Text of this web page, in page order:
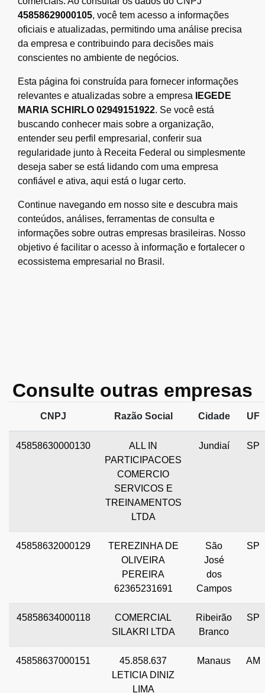
45858629000105, você tem acesso a informações
oficiais e atualizadas, permitindo uma análise precisa
da empresa e contribuindo para decisões mais
conscientes no ambiente de negócios.
Esta página foi construída para fornecer informações
relevantes e atualizadas sobre a empresa
IEGEDE
MARIA SCHIRLO 02949151922. Se você está
buscando conhecer mais sobre a organização,
entender seu perfil empresarial, conferir sua
regularidade junto à Receita Federal ou simplesmente
deseja saber se está lidando com uma empresa
confiável e ativa, aqui está o lugar certo.
Continue navegando em nosso site e descubra mais
conteúdos, análises, ferramentas de consulta e
informações sobre outras empresas brasileiras. Nosso
objetivo é facilitar o acesso à informação e fortalecer o
ecossistema empresarial no Brasil.
Consulte outras empresas
CNPJ Razão Social Cidade UF
45858630000130
ALL IN
PARTICIPACOES
COMERCIO
SERVICOS E
TREINAMENTOS
LTDA
Jundiaí SP
45858632000129
TEREZINHA DE
OLIVEIRA
PEREIRA
62365231691
São
José
dos
Campos
SP
45858634000118
COMERCIAL
SILAKRI LTDA
Ribeirão
Branco
SP
45858637000151
45.858.637
LETICIA DINIZ
LIMA
Manaus AM